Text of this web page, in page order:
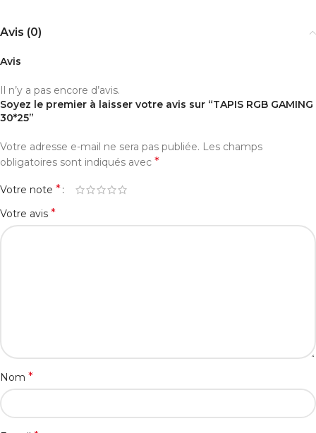
Avis (0)
Avis
Il n’y a pas encore d’avis.
Soyez le premier à laisser votre avis sur “TAPIS RGB GAMING
30*25”
Votre adresse e-mail ne sera pas publiée. Les champs
obligatoires sont indiqués avec *
Votre note *
Votre avis *
Nom *